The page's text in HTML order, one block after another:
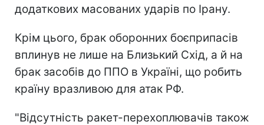
додаткових масованих ударів по Ірану.
Крім цього, брак оборонних боєприпасів
вплинув не лише на Близький Схід, а й на
брак засобів до ППО в Україні, що робить
країну вразливою для атак РФ.
"Відсутність ракет-перехоплювачів також